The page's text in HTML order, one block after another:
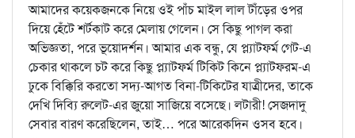
আমাদের কয়েকজনকে নিয়ে ওই পাঁচ মাইল লাল টাঁড়ের ওপর
দিয়ে হেঁটে শর্টকাট করে মেলায় গেলেন। সে কিছু পাগল করা
অভিজ্ঞতা, পরে ভূয়োদর্শন। আমার এক বন্ধু, যে প্ল্যাটফর্ম গেট-এ
চেকার থাকলে চট করে কিছু প্ল্যাটফর্ম টিকিট কিনে প্ল্যাটফরম-এ
ঢুকে বিক্কিরি করতো সদ্য-আগত বিনা-টিকিটের যাত্রীদের, তাকে
দেখি দিব্যি রুলেট-এর জুয়ো সাজিয়ে বসেছে। লটারী! সেজদাদু
সেবার বারণ করেছিলেন, তাই… পরে আরেকদিন ওসব হবে।